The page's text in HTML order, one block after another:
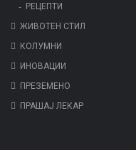
РЕЦЕПТИ
ЖИВОТЕН СТИЛ
КОЛУМНИ
ИНОВАЦИИ
ПРЕЗЕМЕНО
ПРАШАЈ ЛЕКАР